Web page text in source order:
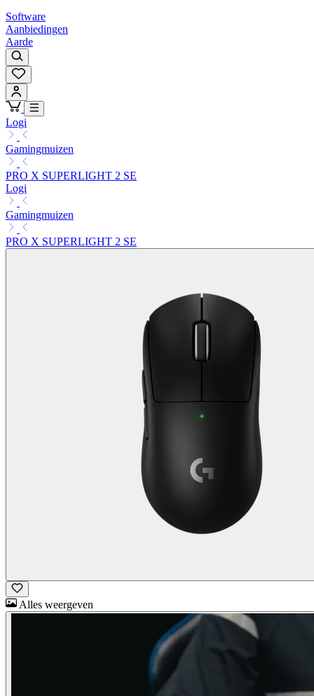
Software
Aanbiedingen
Aarde
Logi
Gamingmuizen
PRO X SUPERLIGHT 2 SE
Logi
Gamingmuizen
PRO X SUPERLIGHT 2 SE
Alles weergeven